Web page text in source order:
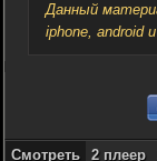
Данный
iphone, android
Смотреть 2 плеер